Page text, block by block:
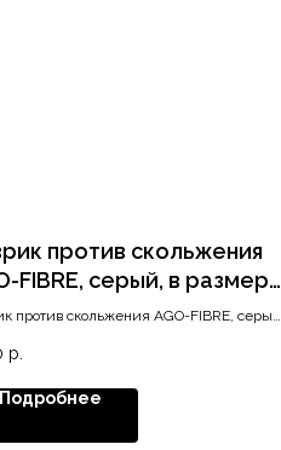
против скольжения
FIBRE, серый, в размер
LEGRABOX (450x500
против скольжения AGO-FIBRE, серый,
р.
Подробнее